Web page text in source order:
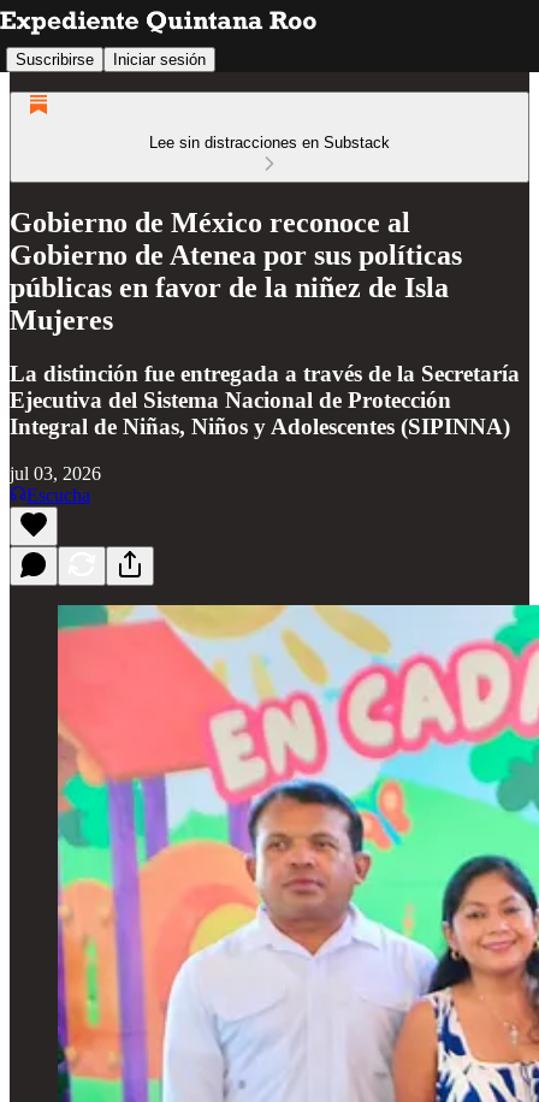
Suscribirse Iniciar sesión
Lee sin distracciones en Substack
Gobierno de México reconoce al
Gobierno de Atenea por sus políticas
públicas en favor de la niñez de Isla
Mujeres
La distinción fue entregada a través de la Secretaría
Ejecutiva del Sistema Nacional de Protección
Integral de Niñas, Niños y Adolescentes (SIPINNA)
jul 03, 2026
Escucha